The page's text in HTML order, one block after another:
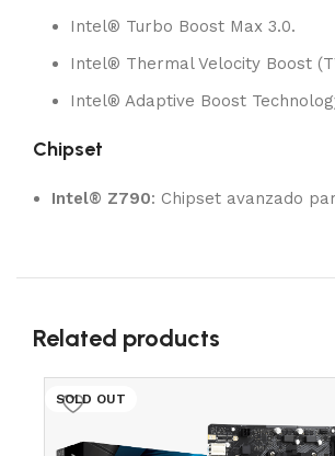
Intel® Turbo Boost Max 3.0.
Intel® Thermal Velocity Boost
Intel® Adaptive Boost
Chipset
Intel® Z790: Chipset avanzado
Related products
SOLD OUT